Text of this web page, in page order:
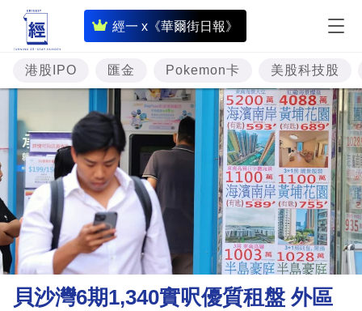
經一 x《華爾街日報》
即
時
財
經
專
題
投
資
樓
市
理
財
港股IPO 匯金 Pokemon卡 美股科技股
貝沙灣6期1,340實呎優質租盤 外區